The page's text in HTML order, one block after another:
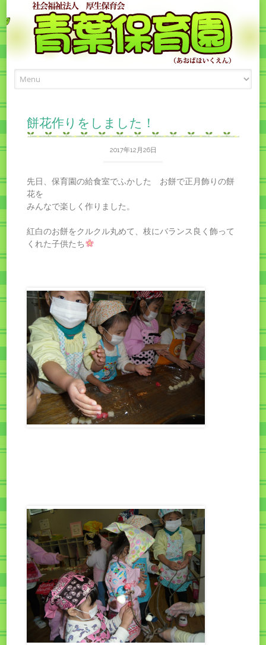
to
餅花作りをしました！
2017年12月26日
先日、保育園の給食室でふかした お餅で正月飾りの餅
花を
みんなで楽しく作りました。
紅白のお餅をクルクル丸めて、枝にバランス良く飾って
くれた子供たち